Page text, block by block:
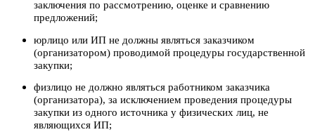
заключения по рассмотрению, оценке и сравнению
предложений;
юрлицо или ИП не должны являться заказчиком
(организатором) проводимой процедуры государственной
закупки;
физлицо не должно являться работником заказчика
(организатора), за исключением проведения процедуры
закупки из одного источника у физических лиц, не
являющихся ИП;